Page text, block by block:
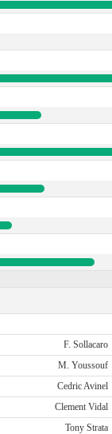
F. Sollacaro
M. Youssouf
Cedric Avinel
Clement Vidal
Tony Strata